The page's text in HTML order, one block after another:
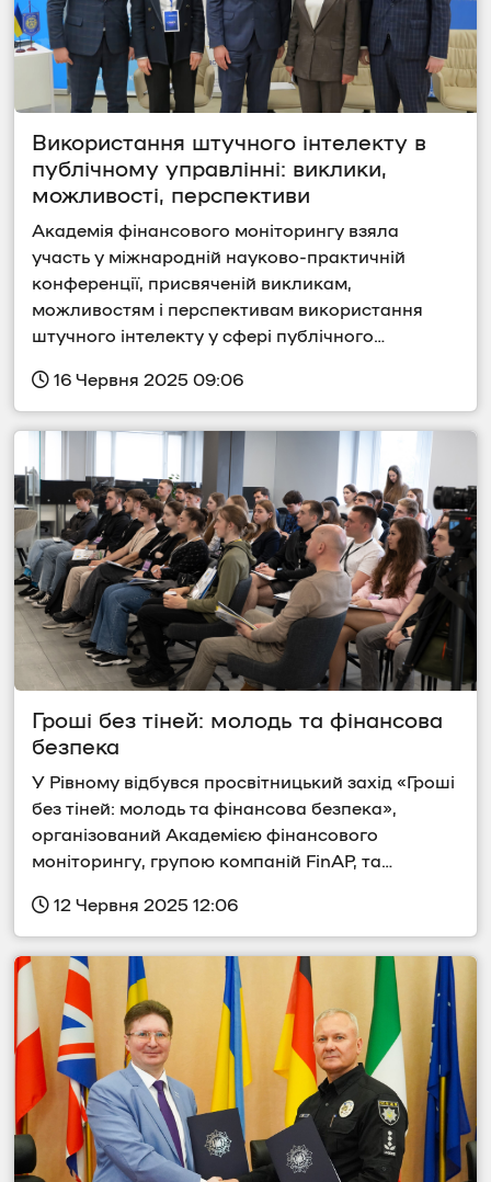
Використання штучного інтелекту в
публічному управлінні: виклики,
можливості, перспективи
Академія фінансового моніторингу взяла
участь у міжнародній науково-практичній
конференції, присвяченій викликам,
можливостям і перспективам використання
штучного інтелекту у сфері публічного…
16 Червня 2025 09:06
Гроші без тіней: молодь та фінансова
безпека
У Рівному відбувся просвітницький захід «Гроші
без тіней: молодь та фінансова безпека»,
організований Академією фінансового
моніторингу, групою компаній FinAP, та…
12 Червня 2025 12:06